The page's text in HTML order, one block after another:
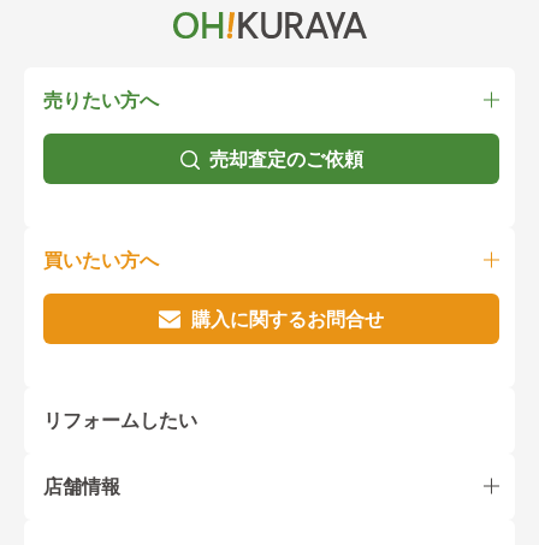
売りたい方へ
売却査定のご依頼
買いたい方へ
購入に関するお問合せ
リフォームしたい
店舗情報